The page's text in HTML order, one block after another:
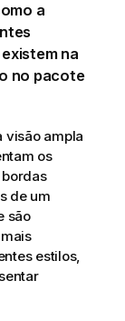
a
na
no pacote
visão ampla
os
de um
são
estilos,